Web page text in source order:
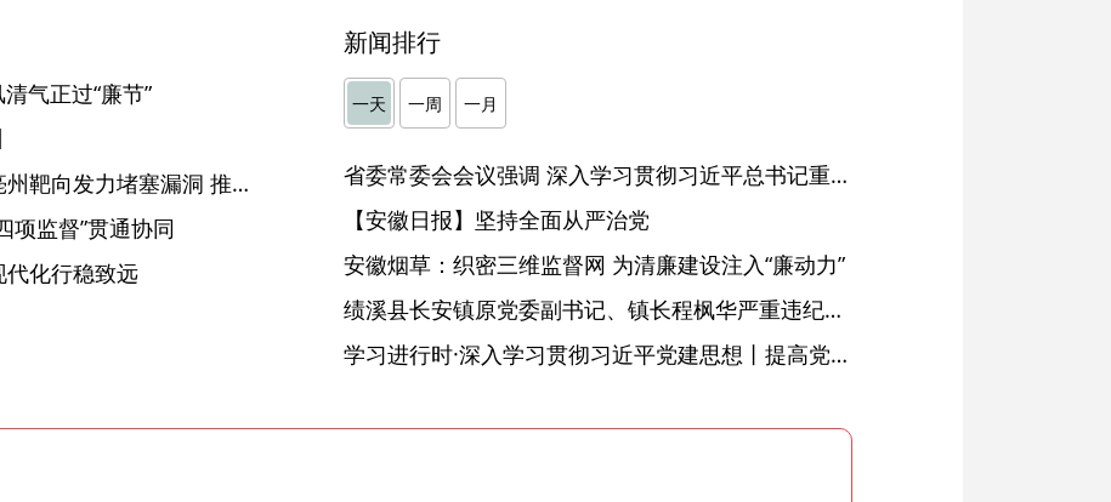
气正过“廉节”
【中国纪检监察报】安徽亳州靶向发力堵塞漏洞 推动解决农村供水问题
项监督”贯通协同
化行稳致远
新闻排行
一天 一周 一月
省委常委会会议强调 深入学习贯彻习近平总书记重要讲话精神 以高质量党建引领高质量发展 梁言顺主持并讲话
【安徽日报】坚持全面从严治党
安徽烟草：织密三维监督网 为清廉建设注入“廉动力”
绩溪县长安镇原党委副书记、镇长程枫华严重违纪违法被开除党籍和公职
学习进行时·深入学习贯彻习近平党建思想丨提高党的战斗力的法宝